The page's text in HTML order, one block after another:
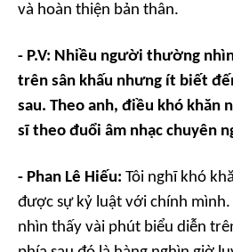
và hoàn thiện bản thân.
- P.V: Nhiều người thường
trên sân khấu nhưng ít biết
sau. Theo anh, điều khó khăn
sĩ theo đuổi âm nhạc chuyên
- Phan Lê Hiếu: Tôi nghĩ khó
được sự kỷ luật với chính
nhìn thấy vài phút biểu diễn